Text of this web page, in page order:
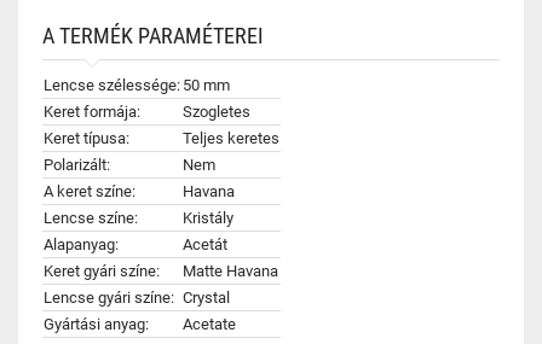
A TERMÉK PARAMÉTEREI
Lencse szélessége: 50 mm
Keret formája:
Szogletes
Keret típusa:
Teljes keretes
Polarizált:
Nem
A keret színe:
Havana
Lencse színe:
Kristály
Alapanyag:
Acetát
Keret gyári színe:
Matte Havana
Lencse gyári színe: Crystal
Gyártási anyag:
Acetate